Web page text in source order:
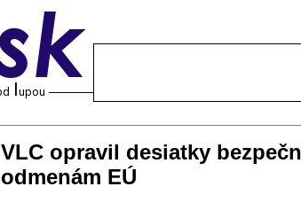
VLC opravil desiatky
odmenám EÚ